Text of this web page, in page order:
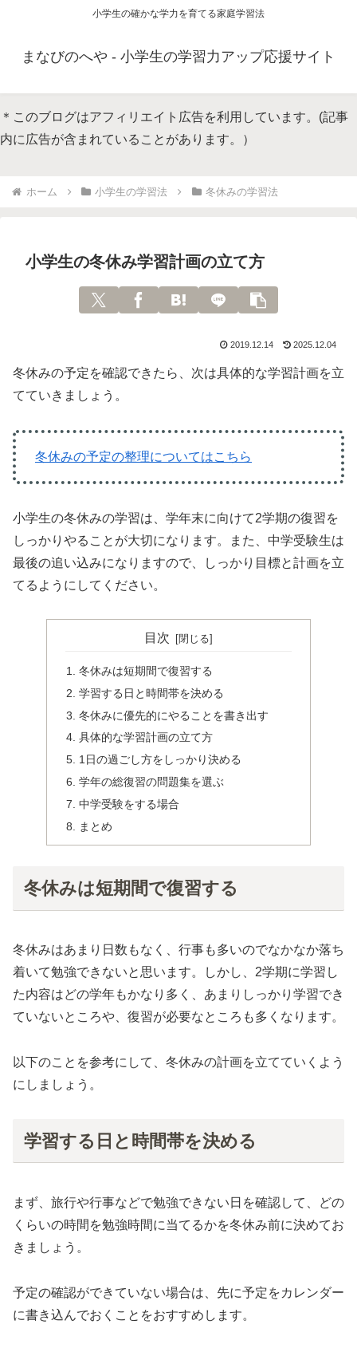
小学生の確かな学力を育てる家庭学習法
まなびのへや - 小学生の学習力アップ応援サイト
＊このブログはアフィリエイト広告を利用しています。(記事
内に広告が含まれていることがあります。）
ホーム 小学生の学習法 冬休みの学習法
小学生の冬休み学習計画の立て方
2019.12.14 2025.12.04
冬休みの予定を確認できたら、次は具体的な学習計画を立
てていきましょう。
冬休みの予定の整理についてはこちら
小学生の冬休みの学習は、学年末に向けて2学期の復習を
しっかりやることが大切になります。また、中学受験生は
最後の追い込みになりますので、しっかり目標と計画を立
てるようにしてください。
目次
冬休みは短期間で復習する
学習する日と時間帯を決める
冬休みに優先的にやることを書き出す
具体的な学習計画の立て方
1日の過ごし方をしっかり決める
学年の総復習の問題集を選ぶ
中学受験をする場合
まとめ
冬休みは短期間で復習する
冬休みはあまり日数もなく、行事も多いのでなかなか落ち
着いて勉強できないと思います。しかし、2学期に学習し
た内容はどの学年もかなり多く、あまりしっかり学習でき
ていないところや、復習が必要なところも多くなります。
以下のことを参考にして、冬休みの計画を立てていくよう
にしましょう。
学習する日と時間帯を決める
まず、旅行や行事などで勉強できない日を確認して、どの
くらいの時間を勉強時間に当てるかを冬休み前に決めてお
きましょう。
予定の確認ができていない場合は、先に予定をカレンダー
に書き込んでおくことをおすすめします。